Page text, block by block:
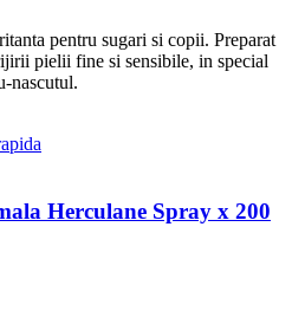
pentru sugari si copii. Preparat
pielii fine si sensibile, in special
nascutul.
Herculane Spray x 200